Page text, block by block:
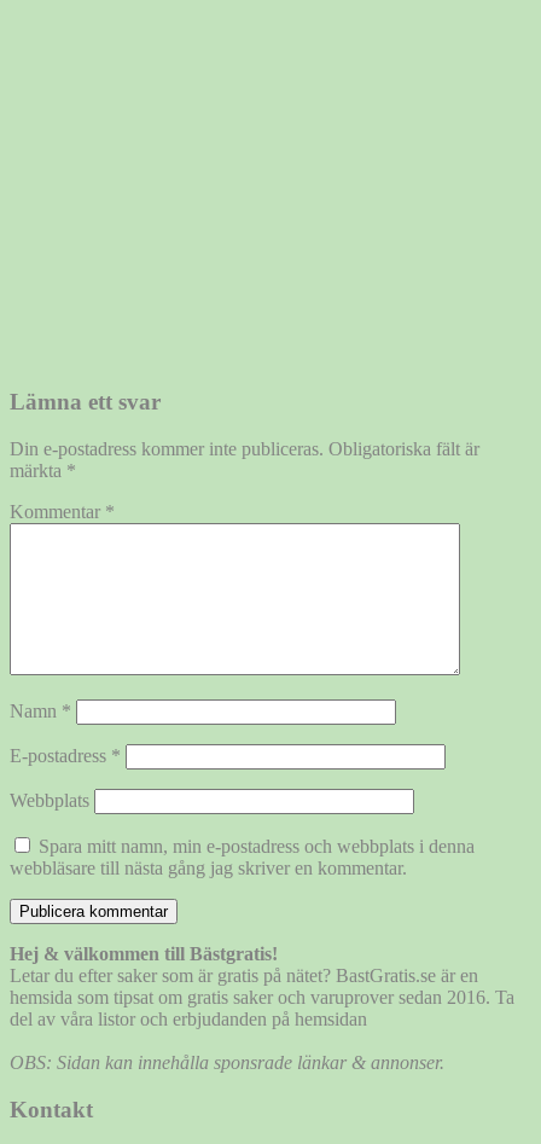
Lämna ett svar
Din e-postadress kommer inte publiceras. Obligatoriska fält är
märkta *
Kommentar *
Namn *
E-postadress *
Webbplats
Spara mitt namn, min e-postadress och webbplats i denna
webbläsare till nästa gång jag skriver en kommentar.
Hej & välkommen till Bästgratis!
Letar du efter saker som är gratis på nätet? BastGratis.se är en
hemsida som tipsat om gratis saker och varuprover sedan 2016. Ta
del av våra listor och erbjudanden på hemsidan
OBS: Sidan kan innehålla sponsrade länkar & annonser.
Kontakt